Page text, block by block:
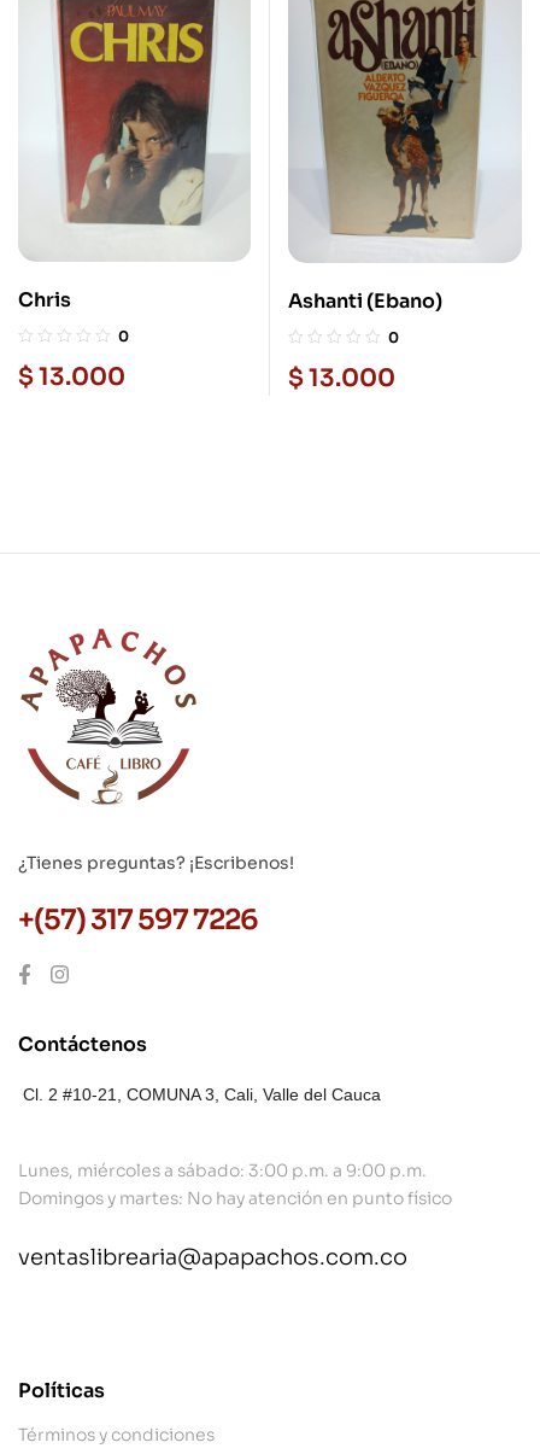
Chris
0
$13.000
Ashanti (Ebano)
0
$13.000
¿Tienes preguntas? ¡Escribenos!
+(57) 317 597 7226
Contáctenos
Cl. 2 #10-21, COMUNA 3, Cali, Valle del Cauca
Lunes, miércoles a sábado: 3:00 p.m. a 9:00 p.m.
Domingos y martes: No hay atención en punto físico
ventaslibrearia@apapachos.com.co
Políticas
Términos y condiciones